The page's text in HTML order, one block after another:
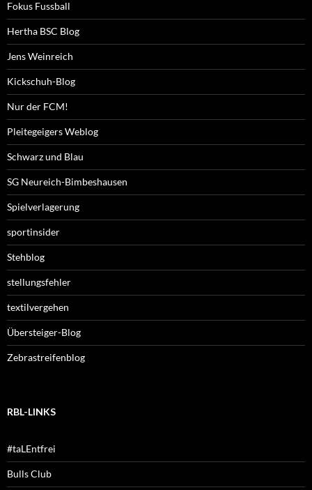
Fokus Fussball
Hertha BSC Blog
Jens Weinreich
Kickschuh-Blog
Nur der FCM!
Pleitegeigers Weblog
Schwarz und Blau
SG Neureich-Bimbeshausen
Spielverlagerung
sportinsider
Stehblog
stellungsfehler
textilvergehen
Übersteiger-Blog
Zebrastreifenblog
RBL-LINKS
#taLEntfrei
Bulls Club